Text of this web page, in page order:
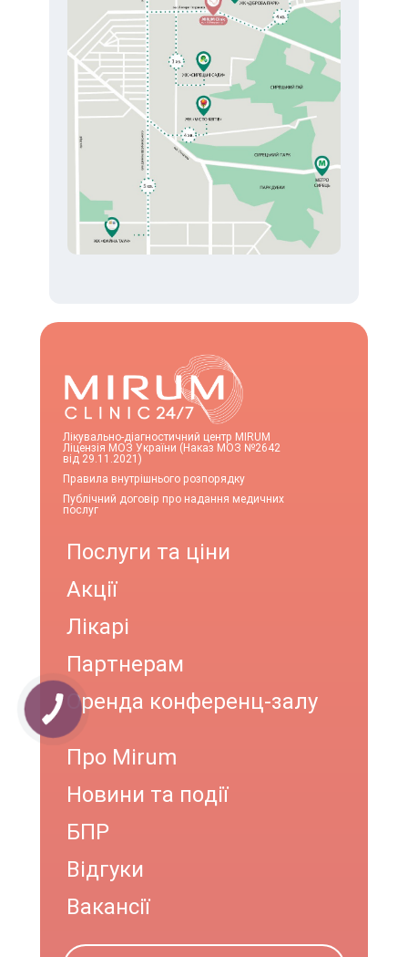
Лікувально-діагностичний центр MIRUM
Ліцензія МОЗ України (Наказ МОЗ №2642
від 29.11.2021)
Правила внутрішнього розпорядку
Публічний договір про надання медичних
послуг
Послуги та ціни
Акції
Лікарі
Партнерам
Оренда конференц-залу
Про Mirum
Новини та події
БПР
Відгуки
Вакансії